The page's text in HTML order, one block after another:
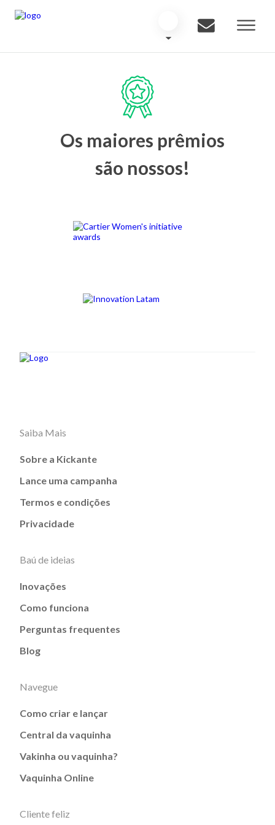
Os maiores prêmios
são nossos!
Saiba Mais
Sobre a Kickante
Lance uma campanha
Termos e condições
Privacidade
Baú de ideias
Inovações
Como funciona
Perguntas frequentes
Blog
Navegue
Como criar e lançar
Central da vaquinha
Vakinha ou vaquinha?
Vaquinha Online
Cliente feliz